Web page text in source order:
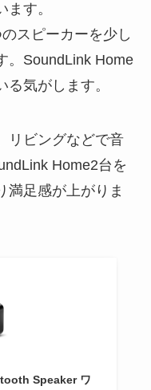
す。
スピーカーを少し
。SoundLink Home
気がします。
リビングなどで音
Home2台を
満足感が上がりま
Speaker ワ